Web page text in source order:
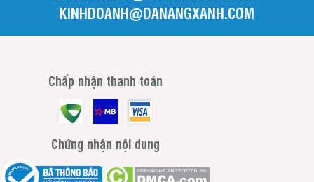
KINHDOANH@DANANGXANH.COM
Chấp nhận thanh toán
Chứng nhận nội dung